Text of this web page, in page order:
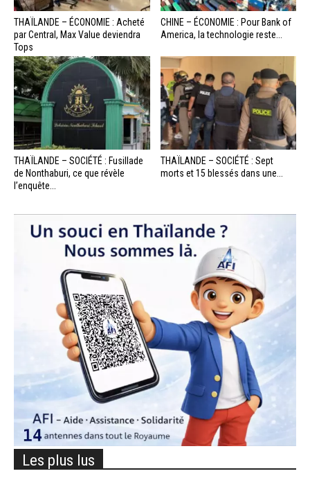
THAÏLANDE – ÉCONOMIE : Acheté
par Central, Max Value deviendra
Tops
CHINE – ÉCONOMIE : Pour Bank of
America, la technologie reste...
THAÏLANDE – SOCIÉTÉ : Fusillade
de Nonthaburi, ce que révèle
l’enquête...
THAÏLANDE – SOCIÉTÉ : Sept
morts et 15 blessés dans une...
Les plus lus